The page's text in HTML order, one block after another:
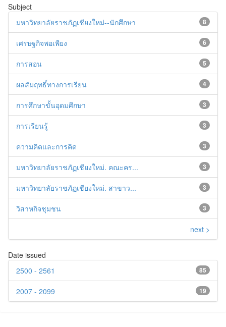
Subject
8
มหาวิทยาลัยราชภัฏเชียงใหม่--นักศึกษา
6
เศรษฐกิจพอเพียง
5
การสอน
4
ผลสัมฤทธิ์ทางการเรียน
3
การศึกษาขั้นอุดมศึกษา
3
การเรียนรู้
3
ความคิดและการคิด
3
มหาวิทยาลัยราชภัฏเชียงใหม่. คณะคร...
3
มหาวิทยาลัยราชภัฏเชียงใหม่. สาขาว...
3
วิสาหกิจชุมชน
next >
Date issued
85
2500 - 2561
19
2007 - 2099